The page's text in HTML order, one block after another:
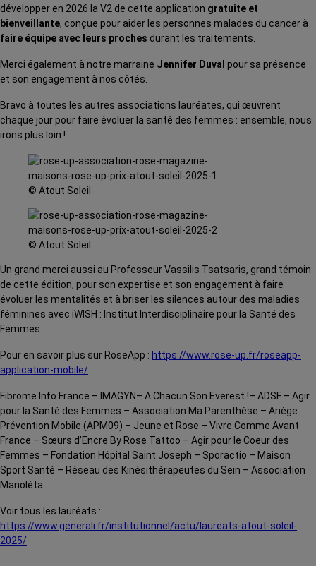
développer en 2026 la V2 de cette application gratuite et
bienveillante, conçue pour aider les personnes malades du cancer à
faire équipe avec leurs proches durant les traitements.
Merci également à notre marraine Jennifer Duval pour sa présence
et son engagement à nos côtés.
Bravo à toutes les autres associations lauréates, qui œuvrent
chaque jour pour faire évoluer la santé des femmes : ensemble, nous
irons plus loin !
© Atout Soleil
© Atout Soleil
Un grand merci aussi au Professeur Vassilis Tsatsaris, grand témoin
de cette édition, pour son expertise et son engagement à faire
évoluer les mentalités et à briser les silences autour des maladies
féminines avec iWISH : Institut Interdisciplinaire pour la Santé des
Femmes.
Pour en savoir plus sur RoseApp : https://www.rose-up.fr/roseapp-
application-mobile/
Fibrome Info France – IMAGYN– A Chacun Son Everest !– ADSF – Agir
pour la Santé des Femmes – Association Ma Parenthèse – Ariège
Prévention Mobile (APM09) – Jeune et Rose – Vivre Comme Avant
France – Sœurs d’Encre By Rose Tattoo – Agir pour le Coeur des
Femmes – Fondation Hôpital Saint Joseph – Sporactio – Maison
Sport Santé – Réseau des Kinésithérapeutes du Sein – Association
Manoléta.
Voir tous les lauréats :
https://www.generali.fr/institutionnel/actu/laureats-atout-soleil-
2025/